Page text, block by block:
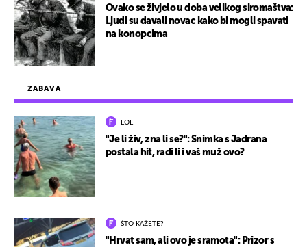
ZABAVA
LOL
"Je li živ, zna li se?": Snimka s Jadrana
postala hit, radi li i vaš muž ovo?
ŠTO KAŽETE?
"Hrvat sam, ali ovo je sramota": Prizor s
Ovako se živjelo u doba velikog siromaštva:
Ljudi su davali novac kako bi mogli spavati
na konopcima